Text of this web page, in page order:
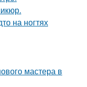
на ногтях
мастера в